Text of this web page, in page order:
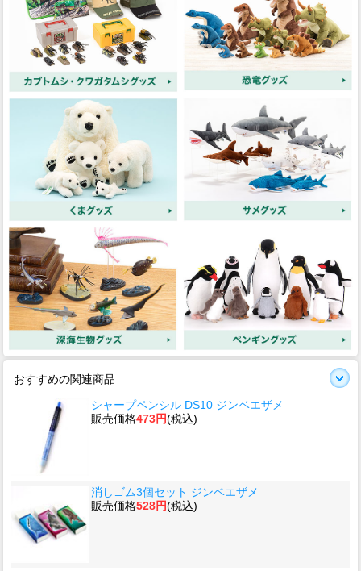
おすすめの関連商品
シャープペンシル DS10 ジンベエザメ
販売価格473円(税込)
消しゴム3個セット ジンベエザメ
販売価格528円(税込)